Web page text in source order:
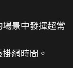
景中發揮超常
網時間。